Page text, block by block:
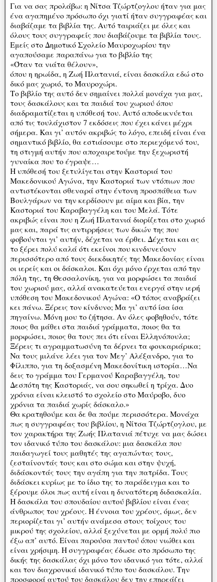
Για να σας προλάβω: η Νίτσα Τζώρτζογλου ήταν για μας
ένα αγαπημένο πρόσωπο όχι γιατί ήταν συγγραφέας και
διαβάζαμε τα βιβλία της. Αυτό ταιριάζει με όλες και
όλους τους συγγραφείς που διαβάζουμε τα βιβλία τους.
Εμείς στο Δημοτικό Σχολείο Μαυροχωρίου την
αγαπούσαμε παραπάνω για το βιβλίο της
«Όταν τα νιάτα θέλουν»,
όπου η ηρωίδα, η Ζωή Πλατανιά, είναι δασκάλα εδώ στο
δικό μας χωριό, το Μαυροχώρι.
Το βιβλίο της αυτό δεν σημαίνει πολλά μονάχα για μας,
τους δασκάλους και τα παιδιά του χωριού όπου
διαδραματίζεται η υπόθεσή του. Αυτό αποδεικνύεται
από τις τουλάχιστον 7 εκδόσεις που έχει κάνει μέχρι
σήμερα. Και γι’ αυτόν ακριβώς το λόγο, επειδή είναι ένα
σημαντικό βιβλίο, θα εστιάσουμε στο περιεχόμενό του,
τη στιγμή αυτήν που αποχαιρετούμε την ξεχωριστή
γυναίκα που το έγραψε…
Η υπόθεσή του ξετυλίγεται στην Καστοριά του
Μακεδονικού Αγώνα, την Καστοριά των ντόπιων που
αντιστέκονται σθεναρά στην έντονη προσπάθεια των
Βουλγάρων να την κερδίσουν με αίμα και βία, την
Καστοριά του Καραβαγγέλη και του Μελά. Τότε
ακριβώς είναι που η Ζωή Πλατανιά διορίζεται στο χωριό
μας και, παρά τις αντιρρήσεις των δικών της που
φοβούνται γι’ αυτήν, δέχεται να έρθει. Δέχεται και ας
το ξέρει πολύ καλά ότι εκείνοι που κινδυνεύουν
περισσότερο από τους διεκδικητές της Μακεδονίας είναι
οι ιερείς και οι δάσκαλοι. Και όχι μόνο έρχεται από την
πόλη της, τη Θεσσαλονίκη, για να μορφώσει τα παιδιά
του χωριού μας, αλλά ανακατεύεται ενεργά στην ιερή
υπόθεση του Μακεδονικού Αγώνα: «Ο τόπος αναβράζει
κει πάνω. Ξέρεις τον κίνδυνο; Μα γι’ αυτό ίσα ίσα
πηγαίνω. Μόνη μου το ζήτησα. Αν όλες φοβηθούν, τότε
ποιος θα μάθει στα παιδιά γράμματα, ποιος θα τα
μορφώσει, ποιος θα τους πει ότι είναι Ελληνόπουλα;
Ξέρεις τι αγραμματωσύνη τα δέρνει τα φουκαριάρικα;
Να τους μιλάνε λέει για τον Μεγ’ Αλέξανδρο, για το
Φίλιππο, για τη δοξασμένη Μακεδονίτικη ιστορία…Να
δεις το γράμμα του Γερμανού Καραβαγγέλη, του
Δεσπότη της Καστοριάς, να σου σηκωθεί η τρίχα. Δυο
χρόνια είναι κλειστό το σχολείο στο Μαύροβο, δυο
χρόνια τα παιδιά χωρίς δάσκαλο.»
Θα κρατηθούμε και δε θα πούμε περισσότερα. Μονάχα
πως η συγγραφέας του βιβλίου, η Νίτσα Τζώρτζογλου, με
τον χαρακτήρα της Ζωής Πλατανιά πέτυχε να μας δώσει
τον ιδανικό τύπο του δασκάλου: μια δασκάλα που
παιδαγωγεί τους μαθητές της αγαπώντας τους,
ζεσταίνοντάς τους και στο σώμα και στην ψυχή,
διδάσκοντάς τους την αγάπη για την πατρίδα. Τους
διδάσκει κυρίως με το ίδιο της το παράδειγμα και το
ξέρουμε όλοι πως αυτή είναι η δυνατότερη διδασκαλία.
Η δασκάλα του σπουδαίου αυτού βιβλίου είναι ένας
άνθρωπος του χρέους. Η έννοια του χρέους, όμως, δεν
περιορίζεται γι’ αυτήν ανάμεσα στους τοίχους του
μικρού της σχολείου, αλλά ξεχύνεται με ορμή πολύ πιο
έξω απ’ αυτό. Είναι παρούσα παντού όπου νιώθει και
είναι χρήσιμη. Η συγγραφέας έδωσε στο πρόσωπο της
δικής της δασκάλας όχι μόνο τον ιδανικό για τότε, αλλά
και τον διαχρονικά ιδανικό τύπο του δασκάλου. Την
προσφορά αυτού του δασκάλου δεν την επηρεάζει